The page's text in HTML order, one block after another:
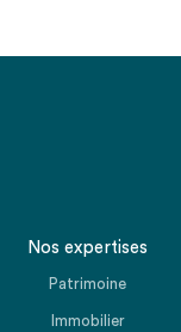
Nos expertises
Patrimoine
Immobilier